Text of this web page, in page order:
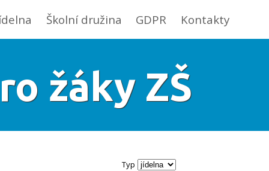
Školní družina GDPR Kontakty
žáky ZŠ
Typ